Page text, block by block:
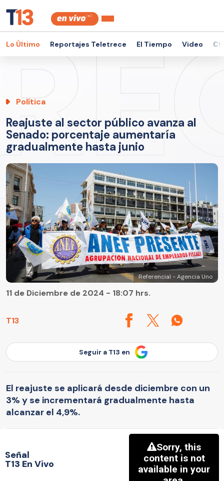
Lo Último Reportajes Teletrece El Tiempo Video
Política
Reajuste al sector público avanza al
Senado: porcentaje aumentaría
gradualmente hasta junio
Referencial - Agencia Uno
T13
11 de Diciembre de 2024 - 18:07 hrs.
Seguir a T13 en
El reajuste se aplicará desde diciembre con un
3% y se incrementará gradualmente hasta
alcanzar el 4,9%.
Señal
T13 En Vivo